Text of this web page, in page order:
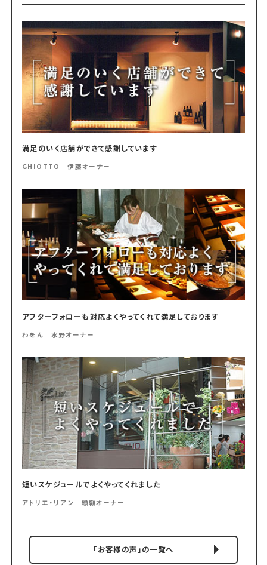
満足のいく店舗ができて感謝しています
GHIOTTO 伊藤オーナー
アフターフォローも対応よくやってくれて満足しております
わをん 水野オーナー
短いスケジュールでよくやってくれました
アトリエ・リアン 纐纈オーナー
「お客様の声」の一覧へ